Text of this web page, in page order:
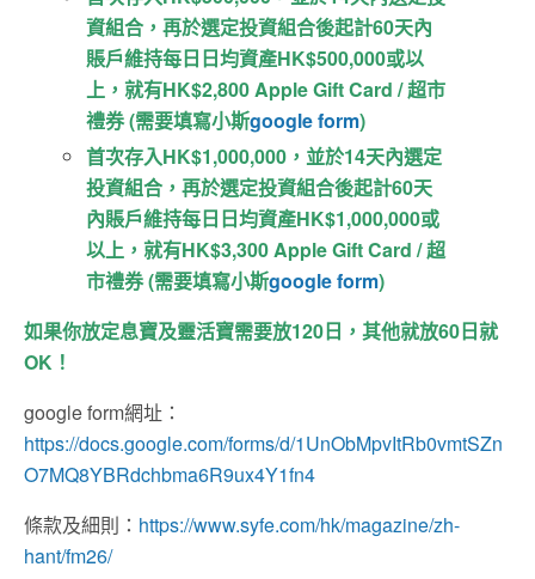
資組合，再於選定投資組合後起計60天內
賬戶維持每日日均資產HK$500,000或以
上，就有HK$2,800 Apple Gift Card / 超市
禮券 (需要填寫小斯google form)
首次存入HK$1,000,000，並於14天內選定
投資組合，再於選定投資組合後起計60天
內賬戶維持每日日均資產HK$1,000,000或
以上，就有HK$3,300 Apple Gift Card / 超
市禮券 (需要填寫小斯google form)
如果你放定息寶及靈活寶需要放120日，其他就放60日就
OK！
google form網址：
https://docs.google.com/forms/d/1UnObMpvItRb0vmtSZn
O7MQ8YBRdchbma6R9ux4Y1fn4
條款及細則： https://www.syfe.com/hk/magazine/zh-
hant/fm26/